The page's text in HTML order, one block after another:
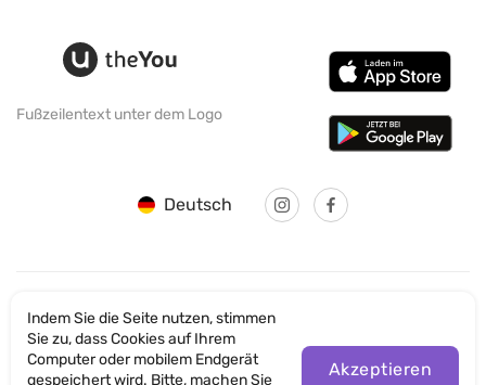
Fußzeilentext unter dem Logo
Deutsch
© SANTICUM INTERNATIONAL LTD
Datenschutz
Indem Sie die Seite nutzen, stimmen
Sie zu, dass Cookies auf Ihrem
Computer oder mobilem Endgerät
gespeichert wird. Bitte, machen Sie
Akzeptieren